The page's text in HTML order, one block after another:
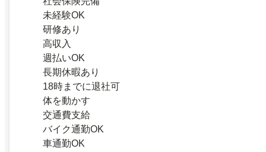
未経験OK
研修あり
高収入
週払いOK
長期休暇あり
18時までに退社可
体を動かす
交通費支給
バイク通勤OK
車通勤OK